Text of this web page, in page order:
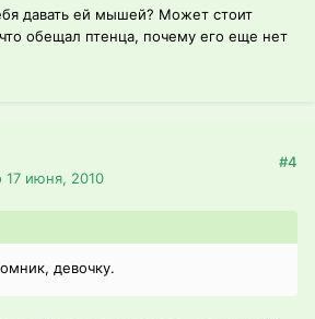
давать ей мышей? Может стоит
обещал птенца, почему его еще нет
17 июня, 2010
#4
девочку.